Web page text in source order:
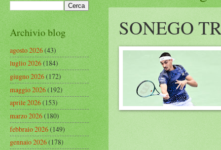
SONEGO
Archivio blog
agosto 2026(43)
luglio 2026(184)
giugno 2026(172)
maggio 2026(192)
aprile 2026(153)
marzo 2026(180)
febbraio 2026(149)
gennaio 2026(178)